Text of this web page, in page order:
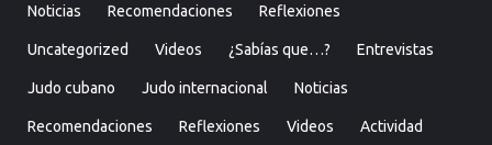
Noticias Recomendaciones Reflexiones
Uncategorized Videos ¿Sabías que…? Entrevistas
Judo cubano Judo internacional Noticias
Recomendaciones Reflexiones Videos Actividad